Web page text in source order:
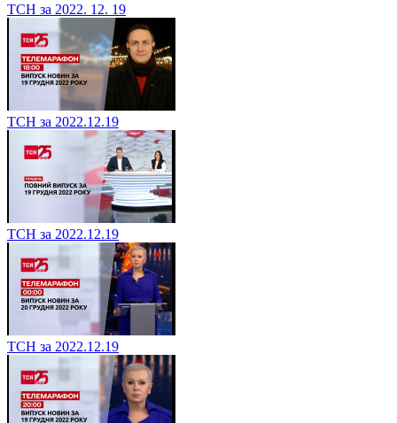
ТСН за 2022. 12. 19
ТСН за 2022.12.19
ТСН за 2022.12.19
ТСН за 2022.12.19